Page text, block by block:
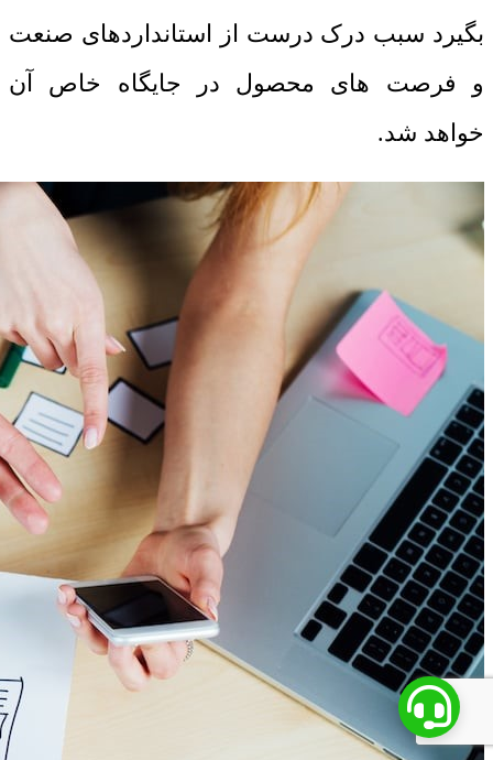
بگیرد سبب درک درست از استانداردهای صنعت
و فرصت های محصول در جایگاه خاص آن
خواهد شد.